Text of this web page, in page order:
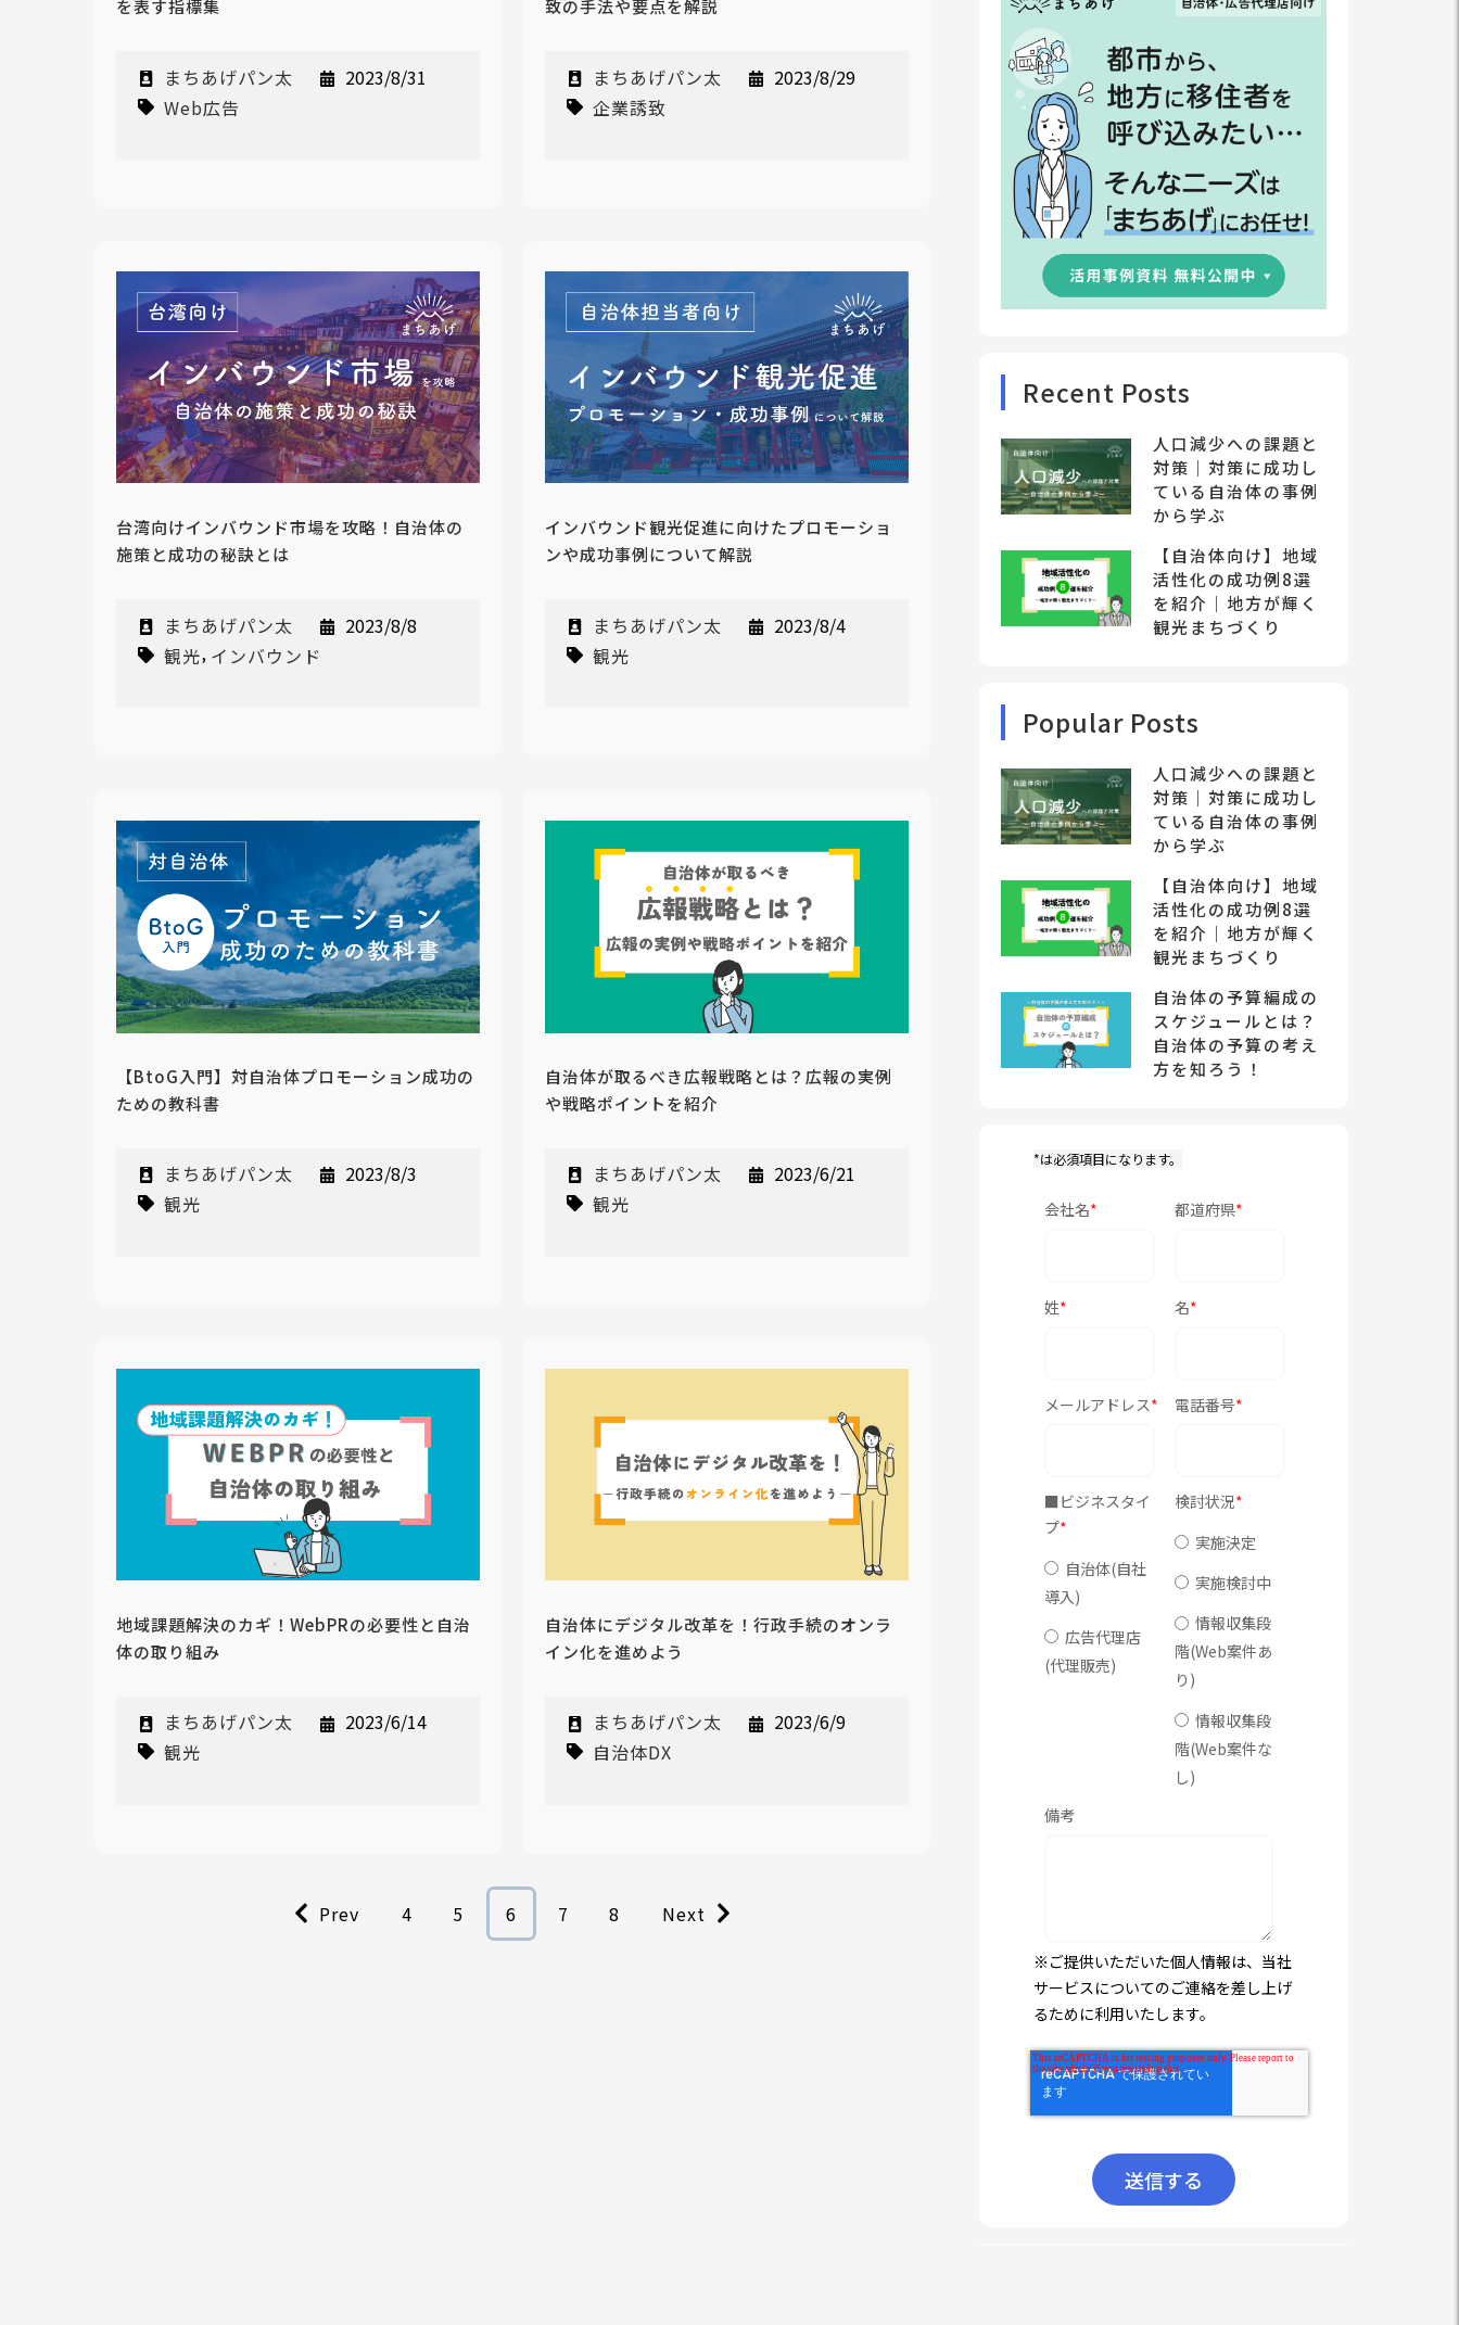
を表す指標集
まちあげパン太
2023/8/31
Web広告
致の手法や要点を解説
まちあげパン太
2023/8/29
企業誘致
台湾向けインバウンド市場を攻略！自治体の
施策と成功の秘訣とは
まちあげパン太
2023/8/8
観光, インバウンド
インバウンド観光促進に向けたプロモーショ
ンや成功事例について解説
まちあげパン太
2023/8/4
観光
【BtoG入門】対自治体プロモーション成功の
ための教科書
まちあげパン太
2023/8/3
観光
自治体が取るべき広報戦略とは？広報の実例
や戦略ポイントを紹介
まちあげパン太
2023/6/21
観光
地域課題解決のカギ！WebPRの必要性と自治
体の取り組み
まちあげパン太
2023/6/14
観光
自治体にデジタル改革を！行政手続のオンラ
イン化を進めよう
まちあげパン太
2023/6/9
自治体DX
Prev 4 5 6 7 8 Next
Recent Posts
人口減少への課題と
対策｜対策に成功し
ている自治体の事例
から学ぶ
【自治体向け】地域
活性化の成功例8選
を紹介｜地方が輝く
観光まちづくり
Popular Posts
人口減少への課題と
対策｜対策に成功し
ている自治体の事例
から学ぶ
【自治体向け】地域
活性化の成功例8選
を紹介｜地方が輝く
観光まちづくり
自治体の予算編成の
スケジュールとは？
自治体の予算の考え
方を知ろう！
*は必須項目になります。
会社名* 都道府県*
姓* 名*
メールアドレス* 電話番号*
■ビジネスタイ
プ*
自治体(自社
導入)
広告代理店
(代理販売)
検討状況*
実施決定
実施検討中
情報収集段
階(Web案件あ
り)
情報収集段
階(Web案件な
し)
備考
※ご提供いただいた個人情報は、当社
サービスについてのご連絡を差し上げ
るために利用いたします。